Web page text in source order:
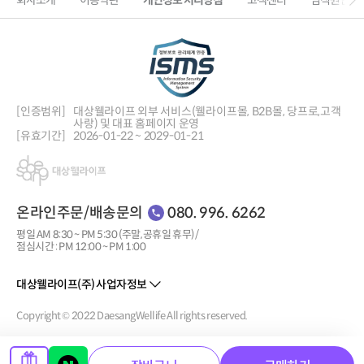
온라인주문/배송문의 080. 996. 6262
평일 AM 8:30 ~ PM 5:30 (주말, 공휴일 휴무) /
점심시간 : PM 12:00 ~ PM 1:00
[인증범위] 대상웰라이프 외부 서비스(웰라이프몰, B2B몰, 당프로,고객
사랑) 및 대표 홈페이지 운영
[유효기간]
2026-01-22 ~ 2029-01-21
대상웰라이프(주) 사업자정보
Copyright © 2022 DaesangWellife All rights reserved.